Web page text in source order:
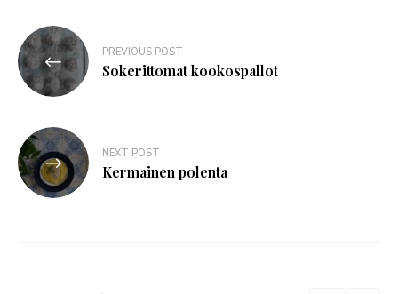
PREVIOUS POST
Sokerittomat kookospallot
NEXT POST
Kermainen polenta